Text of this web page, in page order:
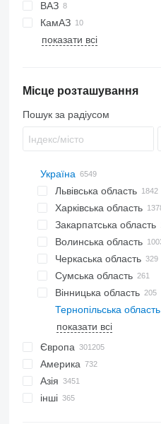
ВАЗ
КамАЗ
показати всі
Місце розташування
Пошук за радіусом
Україна
Львівська область
Львів
Черляни
Трускавець
Пасіки-Зубрицькі
Стрий
Харківська область
Харків
Закарпатська область
Мукачево
Волинська область
Луцьк
Черкаська область
Черкаси
Сміла
Сумська область
Суми
Вінницька область
Вінниця
Калинівка
Тернопільська область
Тернопіль
Хоростків
Чортків
Біла
Київ
Ворзель
Васильків
Українка
Чабани
Чернігів
Дніпро
Слобожанське
Івано-Франківськ
Коломия
Полтава
Одеса
Хмельницький
Миколаїв
Олександрія
показати всі
Європа
Естонія
Румунія
Польща
Америка
Мексика
США
Азія
Туреччина
інші